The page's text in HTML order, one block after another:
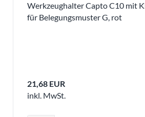
Werkzeughalter Capto C10 mit
für Belegungsmuster G, rot
21,68 EUR
inkl. MwSt.